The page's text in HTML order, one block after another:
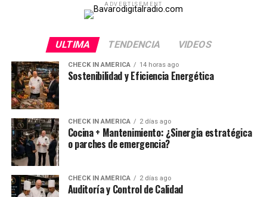
ADVERTISEMENT
ULTIMA TENDENCIA VIDEOS
CHECK IN AMERICA 14 horas ago
Sostenibilidad y Eficiencia Energética
CHECK IN AMERICA 2 días ago
Cocina + Mantenimiento: ¿Sinergia estratégica
o parches de emergencia?
CHECK IN AMERICA 2 días ago
Auditoría y Control de Calidad